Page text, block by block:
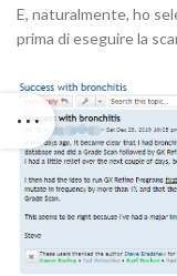
E, naturalmente, ho
prima di eseguire la